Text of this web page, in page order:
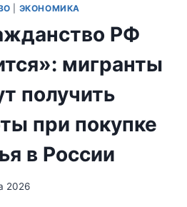
ЭКОНОМИКА
РФ
мигранты
получить
при покупке
в России
2026